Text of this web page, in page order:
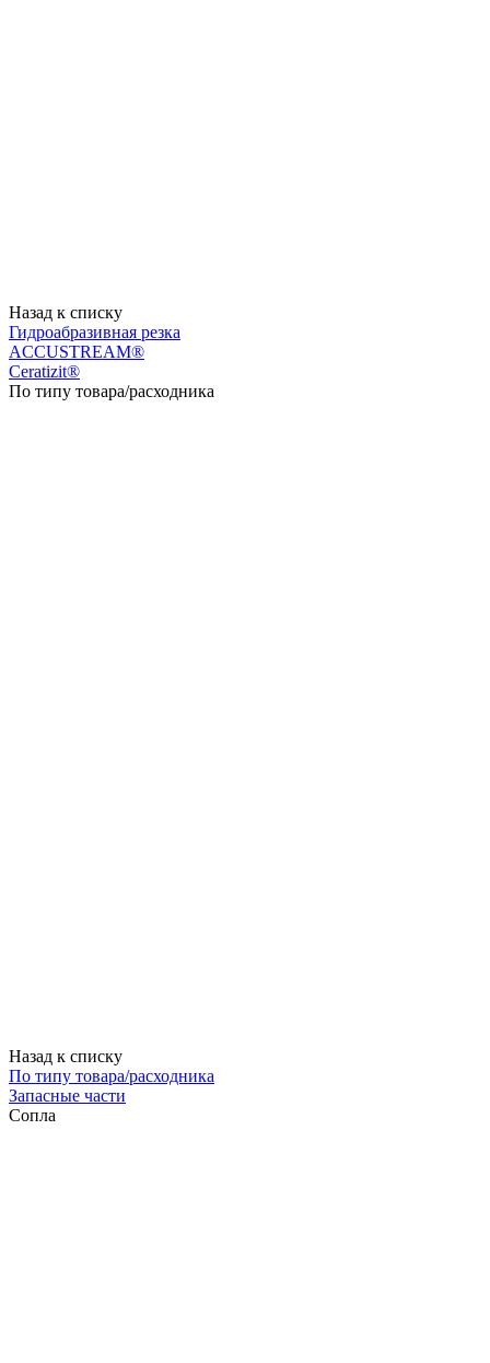
Назад к списку
Гидроабразивная резка
ACCUSTREAM®
Ceratizit®
По типу товара/расходника
Назад к списку
По типу товара/расходника
Запасные части
Сопла